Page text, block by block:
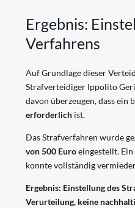
Ergebnis:
Verfahrens
Auf Grundlage dieser
Strafverteidiger Ippolito
davon überzeugen, dass ein
erforderlich ist.
Das Strafverfahren wurde
von 500 Euroeingestellt.
konnte vollständig
Ergebnis: Einstellung des
Verurteilung, keine